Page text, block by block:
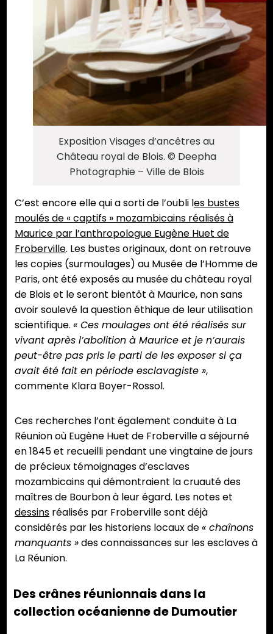
Exposition Visages d’ancêtres au
Château royal de Blois. © Deepha
Photographie – Ville de Blois
C’est encore elle qui a sorti de l’oubli les bustes
moulés de « captifs » mozambicains réalisés à
Maurice par l’anthropologue Eugène Huet de
Froberville. Les bustes originaux, dont on retrouve
les copies (surmoulages) au Musée de l’Homme de
Paris, ont été exposés au musée du château royal
de Blois et le seront bientôt à Maurice, non sans
avoir soulevé la question éthique de leur utilisation
scientifique. « Ces moulages ont été réalisés sur
vivant après l’abolition à Maurice et je n’aurais
peut-être pas pris le parti de les exposer si ça
avait été fait en période esclavagiste »,
commente Klara Boyer-Rossol.
Ces recherches l’ont également conduite à La
Réunion où Eugène Huet de Froberville a séjourné
en 1845 et recueilli pendant une vingtaine de jours
de précieux témoignages d’esclaves
mozambicains qui démontraient la cruauté des
maîtres de Bourbon à leur égard. Les notes et
dessins réalisés par Froberville sont déjà
considérés par les historiens locaux de« chaînons
manquants »des connaissances sur les esclaves à
La Réunion.
Des crânes réunionnais dans la
collection océanienne de Dumoutier